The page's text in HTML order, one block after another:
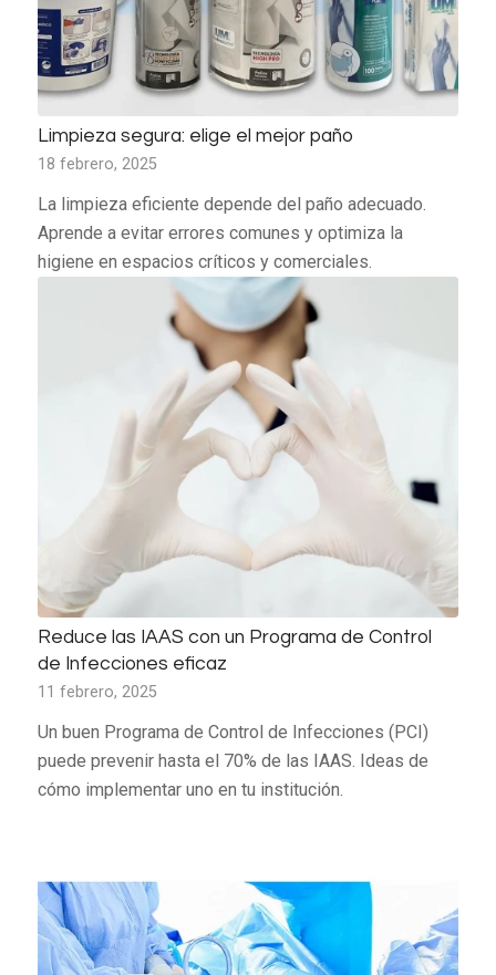
Limpieza segura: elige el mejor paño
18 febrero, 2025
La limpieza eficiente depende del paño adecuado.
Aprende a evitar errores comunes y optimiza la
higiene en espacios críticos y comerciales.
Reduce las IAAS con un Programa de Control
de Infecciones eficaz
11 febrero, 2025
Un buen Programa de Control de Infecciones (PCI)
puede prevenir hasta el 70% de las IAAS. Ideas de
cómo implementar uno en tu institución.